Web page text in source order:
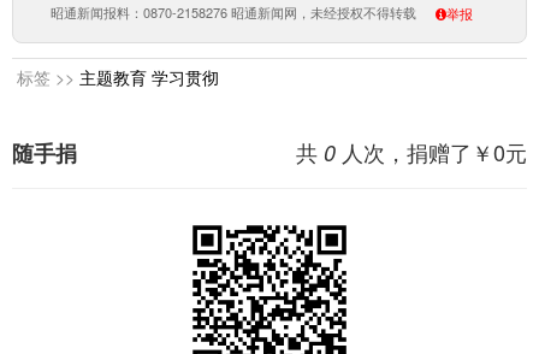
昭通新闻报料：0870-2158276 昭通新闻网，未经授权不得转载 举报
标签 >> 主题教育 学习贯彻
共 0 人次，捐赠了￥0元
随手捐